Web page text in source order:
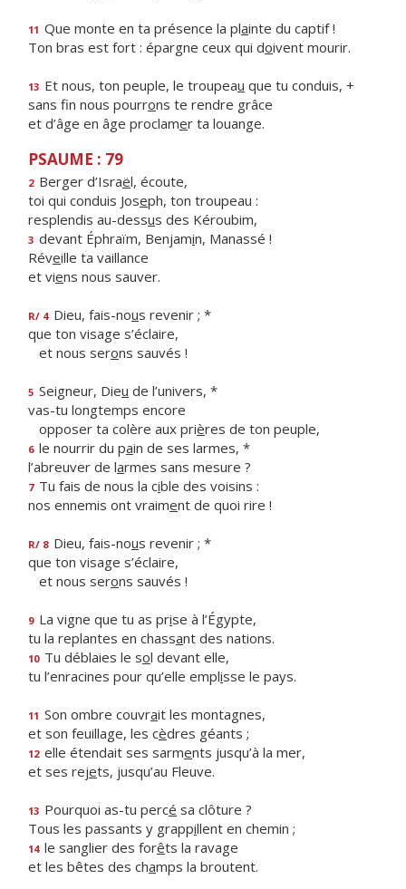
11 Que monte en ta présence la plainte du captif !
Ton bras est fort : épargne ceux qui doivent mourir.
13 Et nous, ton peuple, le troupeau que tu conduis, +
sans fin nous pourrons te rendre grâce
et d’âge en âge proclamer ta louange.
PSAUME : 79
2 Berger d’Israël, écoute,
toi qui conduis Joseph, ton troupeau :
resplendis au-dessus des Kéroubim,
3 devant Éphraïm, Benjamin, Manassé !
Réveille ta vaillance
et viens nous sauver.
R/ 4 Dieu, fais-nous revenir ; *
que ton visage s’éclaire,
et nous serons sauvés !
5 Seigneur, Dieu de l’univers, *
vas-tu longtemps encore
opposer ta colère aux prières de ton peuple,
6 le nourrir du pain de ses larmes, *
l’abreuver de larmes sans mesure ?
7 Tu fais de nous la cible des voisins :
nos ennemis ont vraiment de quoi rire !
R/ 8 Dieu, fais-nous revenir ; *
que ton visage s’éclaire,
et nous serons sauvés !
9 La vigne que tu as prise à l’Égypte,
tu la replantes en chassant des nations.
10 Tu déblaies le sol devant elle,
tu l’enracines pour qu’elle emplisse le pays.
11 Son ombre couvrait les montagnes,
et son feuillage, les cèdres géants ;
12 elle étendait ses sarments jusqu’à la mer,
et ses rejets, jusqu’au Fleuve.
13 Pourquoi as-tu percé sa clôture ?
Tous les passants y grappillent en chemin ;
14 le sanglier des forêts la ravage
et les bêtes des champs la broutent.